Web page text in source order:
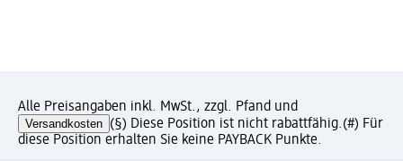
Alle Preisangaben inkl. MwSt., zzgl. Pfand und
Versandkosten (§) Diese Position ist nicht rabattfähig.(#) Für
diese Position erhalten Sie keine PAYBACK Punkte.